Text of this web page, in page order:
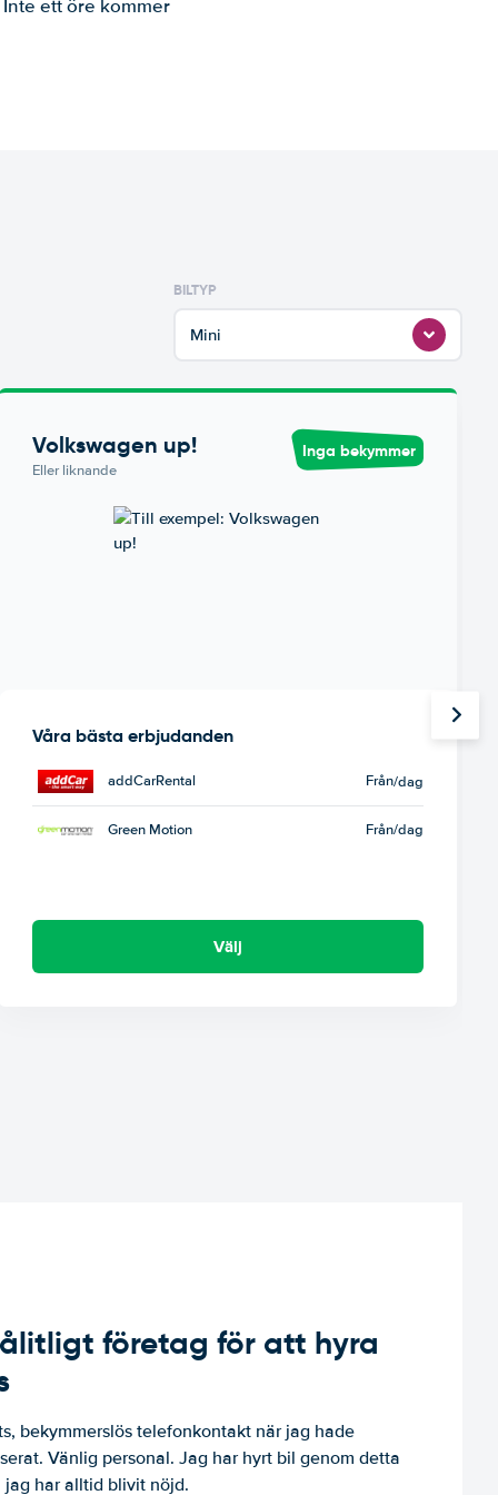
ett öre kommer
BILTYP
Mini
Volkswagen up!
Eller liknande
Inga bekymmer
Våra bästa erbjudanden
addCarRental Från/dag
Green Motion Från/dag
Välj
företag för att hyra
bekymmerslös telefonkontakt när jag hade
Vänlig personal. Jag har hyrt bil genom detta
har alltid blivit nöjd.